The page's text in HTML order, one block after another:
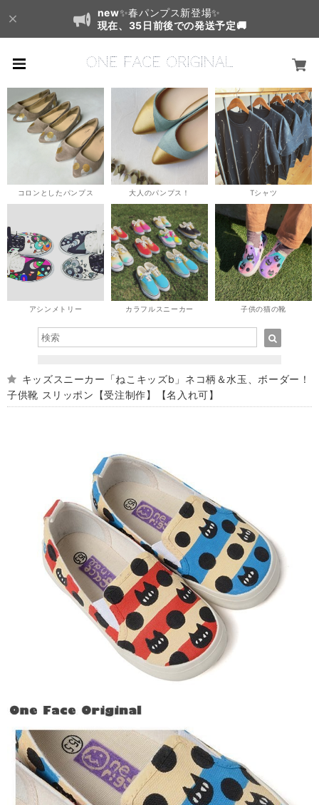
new✨春パンプス新登場✨
現在、35日前後での発送予定🚚
コロンとしたパンプス 大人のパンプス！ Tシャツ
アシンメトリー カラフルスニーカー 子供の猫の靴
キッズスニーカー「ねこキッズb」ネコ柄＆水玉、ボーダー！
子供靴 スリッポン【受注制作】【名入れ可】